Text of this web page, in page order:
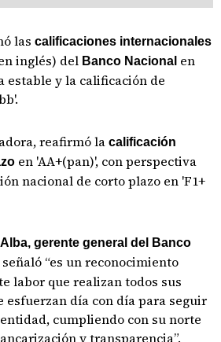
las calificaciones internacionales
inglés) del Banco Nacional en
estable y la calificación de
reafirmó la calificación
en 'AA+(pan)', con perspectiva
nacional de corto plazo en 'F1+
gerente general del Banco
señaló “es un reconocimiento
labor que realizan todos sus
esfuerzan día con día para seguir
cumpliendo con su norte
y transparencia”.